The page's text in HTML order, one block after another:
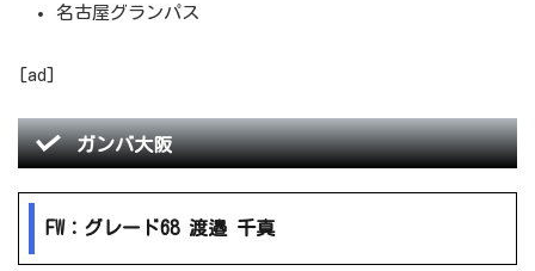
名古屋グランパス
[ad]
ガンバ大阪
FW：グレード68 渡邉 千真